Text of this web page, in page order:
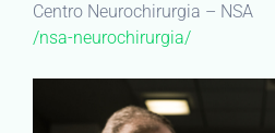
Centro Neurochirurgia – NSA
/nsa-neurochirurgia/